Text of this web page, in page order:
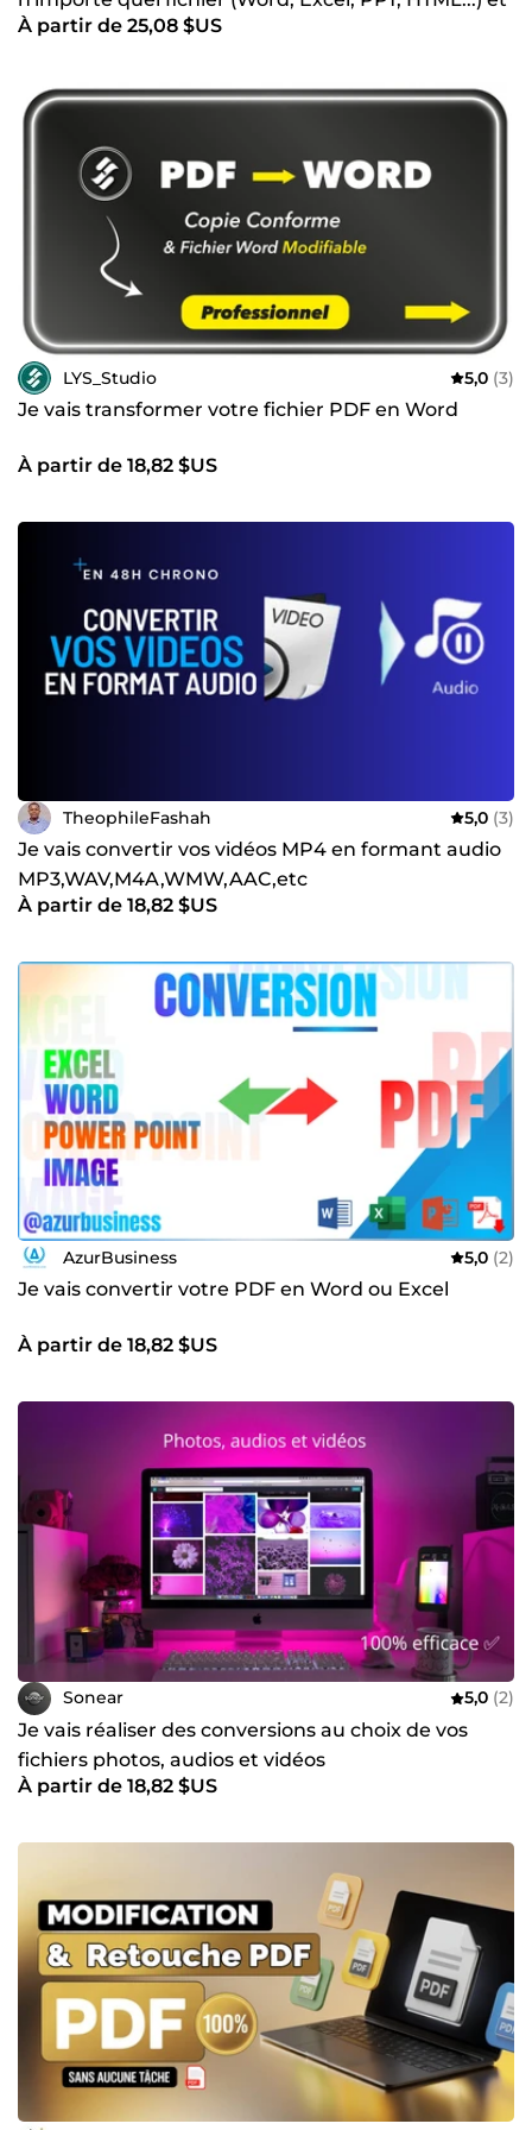
Vice versa
À partir de 25,08 $US
LYS_Studio 5,0 (3)
Je vais transformer votre fichier PDF en Word
À partir de 18,82 $US
TheophileFashah 5,0 (3)
Je vais convertir vos vidéos MP4 en formant audio
MP3,WAV,M4A,WMW,AAC,etc
À partir de 18,82 $US
AzurBusiness 5,0 (2)
Je vais convertir votre PDF en Word ou Excel
À partir de 18,82 $US
Sonear 5,0 (2)
Je vais réaliser des conversions au choix de vos
fichiers photos, audios et vidéos
À partir de 18,82 $US